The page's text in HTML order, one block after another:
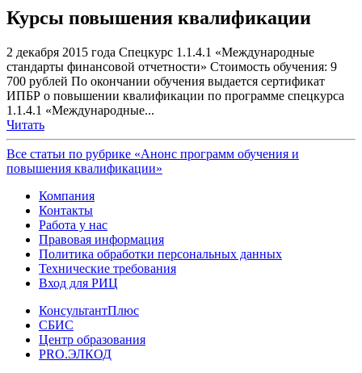
Курсы повышения квалификации
2 декабря 2015 года Спецкурс 1.1.4.1 «Международные
стандарты финансовой отчетности» Стоимость обучения: 9
700 рублей По окончании обучения выдается сертификат
ИПБР о повышении квалификации по программе спецкурса
1.1.4.1 «Международные...
Читать
Все статьи по рубрике «Анонс программ обучения и
повышения квалификации»
Компания
Контакты
Работа у нас
Правовая информация
Политика обработки персональных данных
Технические требования
Вход для РИЦ
КонсультантПлюс
СБИС
Центр образования
PRO.ЭЛКОД